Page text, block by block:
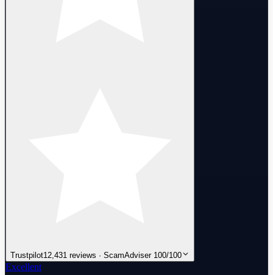
Trustpilot12,431 reviews · ScamAdviser 100/100
Excellent